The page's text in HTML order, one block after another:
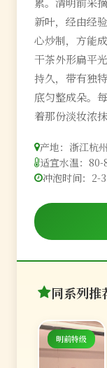
新叶，经由经
心炒制，方能
干茶外形扁平
持久，带有独
底匀整成朵。
着那份淡妆浓
产地：浙江杭
适宜水温：
冲泡时间：2-
同系列推
明前特级